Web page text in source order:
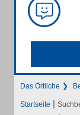
Das Örtliche
Startseite |